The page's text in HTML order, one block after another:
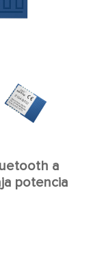
a
potencia